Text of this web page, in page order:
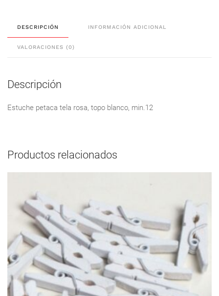
DESCRIPCIÓN INFORMACIÓN ADICIONAL
VALORACIONES (0)
Descripción
Estuche petaca tela rosa, topo blanco, min.12
Productos relacionados